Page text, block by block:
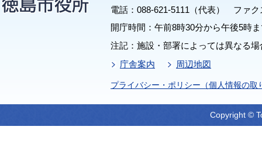
電話：088-621-5111（代表） ファク
開庁時間：午前8時30分から午後5時
注記：施設・部署によっては異なる
庁舎案内
周辺地図
プライバシー・ポリシー（個人情報の取
Copyright ©